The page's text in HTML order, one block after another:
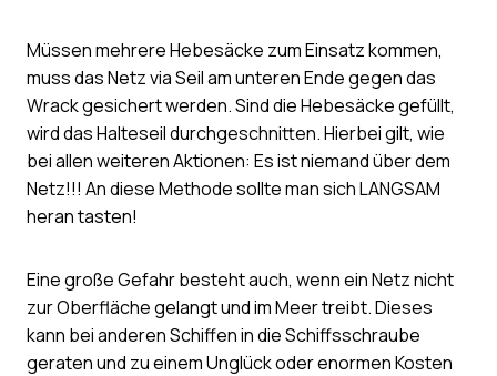
Müssen mehrere Hebesäcke zum Einsatz kommen,
muss das Netz via Seil am unteren Ende gegen das
Wrack gesichert werden. Sind die Hebesäcke gefüllt,
wird das Halteseil durchgeschnitten. Hierbei gilt, wie
bei allen weiteren Aktionen: Es ist niemand über dem
Netz!!! An diese Methode sollte man sich LANGSAM
heran tasten!
Eine große Gefahr besteht auch, wenn ein Netz nicht
zur Oberfläche gelangt und im Meer treibt. Dieses
kann bei anderen Schiffen in die Schiffsschraube
geraten und zu einem Unglück oder enormen Kosten